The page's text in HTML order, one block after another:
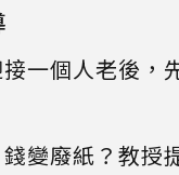
一個人老後，
變廢紙？教授